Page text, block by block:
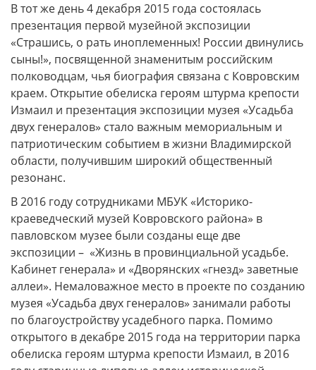
В тот же день 4 декабря 2015 года состоялась
презентация первой музейной экспозиции
«Страшись, о рать иноплеменных! России двинулись
сыны!», посвященной знаменитым российским
полководцам, чья биография связана с Ковровским
краем. Открытие обелиска героям штурма крепости
Измаил и презентация экспозиции музея «Усадьба
двух генералов» стало важным мемориальным и
патриотическим событием в жизни Владимирской
области, получившим широкий общественный
резонанс.
В 2016 году сотрудниками МБУК «Историко-
краеведческий музей Ковровского района» в
павловском музее были созданы еще две
экспозиции – «Жизнь в провинциальной усадьбе.
Кабинет генерала» и «Дворянских «гнезд» заветные
аллеи». Немаловажное место в проекте по созданию
музея «Усадьба двух генералов» занимали работы
по благоустройству усадебного парка. Помимо
открытого в декабре 2015 года на территории парка
обелиска героям штурма крепости Измаил, в 2016